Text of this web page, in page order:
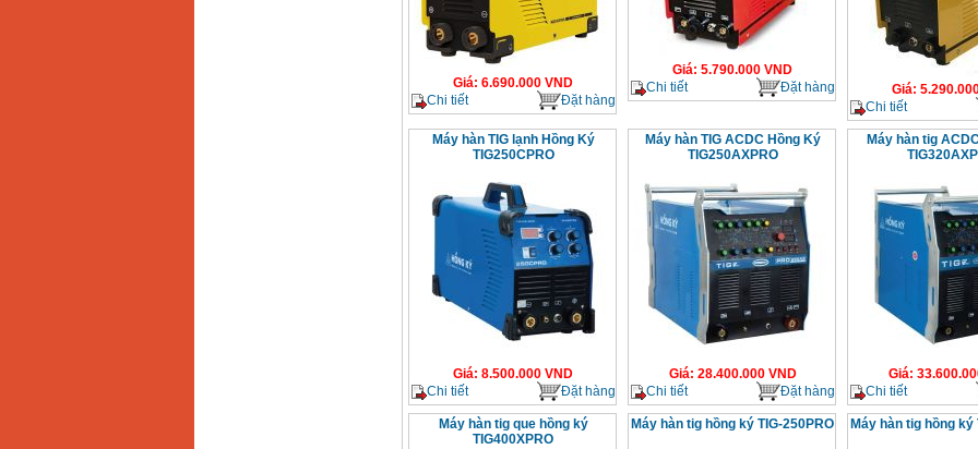
Giá: 6.690.000 VND
Chi tiết
Đặt hàng
Giá: 5.790.000 VND
Chi tiết
Đặt hàng Giá:
Chi tiết
Máy hàn TIG lạnh Hồng Ký
TIG250CPRO
Giá: 8.500.000 VND
Chi tiết
Đặt hàng
Máy hàn TIG ACDC Hồng Ký
TIG250AXPRO
Giá: 28.400.000VND
Chi tiết
Đặt hàng
Máy hàn tig
Giá:
Chi tiết
Máy hàn tig que hồng ký
TIG400XPRO
Máy hàn tig hồng ký TIG-250PRO Máy hàn tig hồng ký